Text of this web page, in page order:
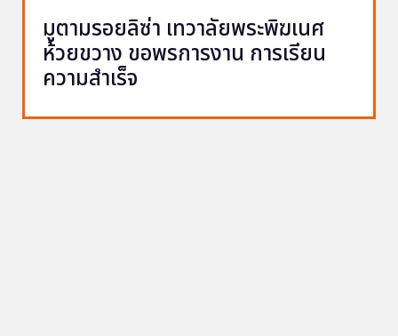
มูตามรอยลิซ่า เทวาลัยพระพิฆเนศ
ห้วยขวาง ขอพรการงาน การเรียน
ความสำเร็จ